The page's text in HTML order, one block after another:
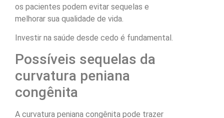
os pacientes podem evitar sequelas e
melhorar sua qualidade de vida.
Investir na saúde desde cedo é fundamental.
Possíveis sequelas da
curvatura peniana
congênita
A curvatura peniana congênita pode trazer